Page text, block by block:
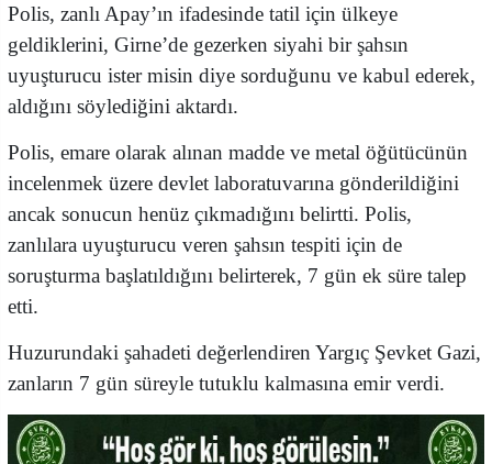
Polis, zanlı Apay’ın ifadesinde tatil için ülkeye
geldiklerini, Girne’de gezerken siyahi bir şahsın
uyuşturucu ister misin diye sorduğunu ve kabul ederek,
aldığını söylediğini aktardı.
Polis, emare olarak alınan madde ve metal öğütücünün
incelenmek üzere devlet laboratuvarına gönderildiğini
ancak sonucun henüz çıkmadığını belirtti. Polis,
zanlılara uyuşturucu veren şahsın tespiti için de
soruşturma başlatıldığını belirterek, 7 gün ek süre talep
etti.
Huzurundaki şahadeti değerlendiren Yargıç Şevket Gazi,
zanların 7 gün süreyle tutuklu kalmasına emir verdi.